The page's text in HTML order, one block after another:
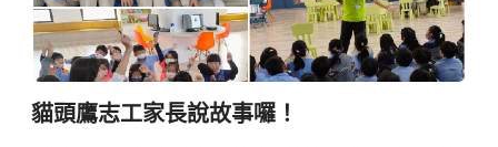
貓頭鷹志工家長說故事囉！